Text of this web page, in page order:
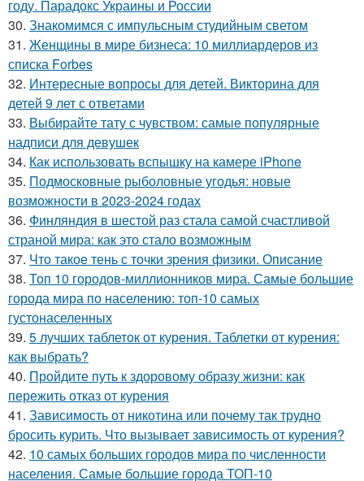
году. Парадокс Украины и России
30. Знакомимся с импульсным студийным светом
31. Женщины в мире бизнеса: 10 миллиардеров из
списка Forbes
32. Интересные вопросы для детей. Викторина для
детей 9 лет с ответами
33. Выбирайте тату с чувством: самые популярные
надписи для девушек
34. Как использовать вспышку на камере iPhone
35. Подмосковные рыболовные угодья: новые
возможности в 2023-2024 годах
36. Финляндия в шестой раз стала самой счастливой
страной мира: как это стало возможным
37. Что такое тень с точки зрения физики. Описание
38. Топ 10 городов-миллионников мира. Самые большие
города мира по населению: топ-10 самых
густонаселенных
39. 5 лучших таблеток от курения. Таблетки от курения:
как выбрать?
40. Пройдите путь к здоровому образу жизни: как
пережить отказ от курения
41. Зависимость от никотина или почему так трудно
бросить курить. Что вызывает зависимость от курения?
42. 10 самых больших городов мира по численности
населения. Самые большие города ТОП-10